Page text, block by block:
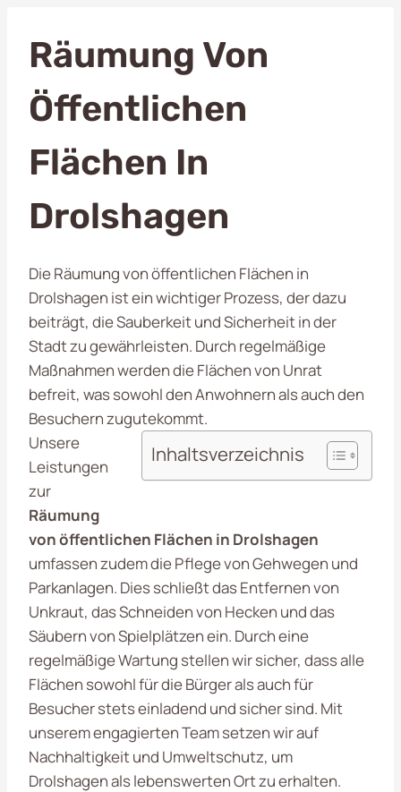
Räumung Von
Öffentlichen
Flächen In
Drolshagen
Die Räumung von öffentlichen Flächen in
Drolshagen ist ein wichtiger Prozess, der dazu
beiträgt, die Sauberkeit und Sicherheit in der
Stadt zu gewährleisten. Durch regelmäßige
Maßnahmen werden die Flächen von Unrat
befreit, was sowohl den Anwohnern als auch den
Besuchern zugutekommt.
Inhaltsverzeichnis
Unsere
Leistungen
zur
Räumung
von öffentlichen Flächen in Drolshagen
umfassen zudem die Pflege von Gehwegen und
Parkanlagen. Dies schließt das Entfernen von
Unkraut, das Schneiden von Hecken und das
Säubern von Spielplätzen ein. Durch eine
regelmäßige Wartung stellen wir sicher, dass alle
Flächen sowohl für die Bürger als auch für
Besucher stets einladend und sicher sind. Mit
unserem engagierten Team setzen wir auf
Nachhaltigkeit und Umweltschutz, um
Drolshagen als lebenswerten Ort zu erhalten.